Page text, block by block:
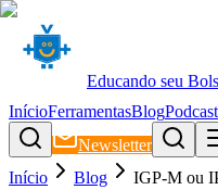
Educando seu
InícioFerramentasBlog
Newsletter
Início
Blog
IGP-M ou